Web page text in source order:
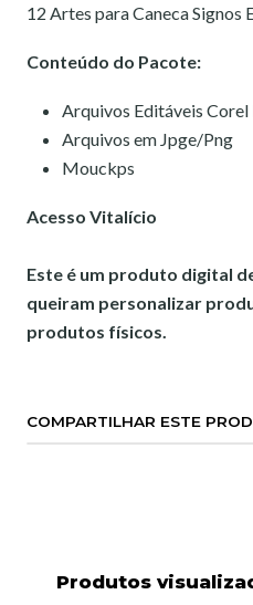
12 Artes para Caneca Signos
Conteúdo do Pacote:
Arquivos Editáveis
Arquivos em Jpge/Png
Mouckps
Acesso Vitalício
Este é um produto digital
queiram personalizar
produtos físicos.
COMPARTILHAR ESTE
Produtos